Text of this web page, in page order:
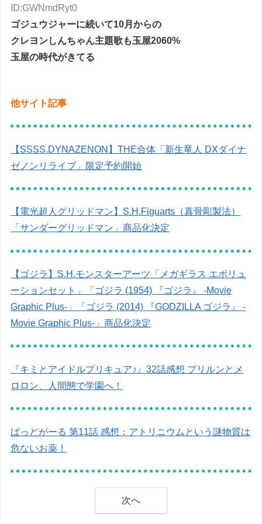
ID:GWNmdRyt0
ゴジュウジャーに続いて10月からの
クレヨンしんちゃん主題歌も玉屋2060%
玉屋の時代がきてる
他サイト記事
【SSSS.DYNAZENON】THE合体「新生竜人 DXダイナ
ゼノンリライブ」限定予約開始
【電光超人グリッドマン】S.H.Figuarts（真骨彫製法）
「サンダーグリッドマン」商品化決定
【ゴジラ】S.H.モンスターアーツ「メガギラス エボリュ
ーションセット」「ゴジラ (1954) 『ゴジラ』 -Movie
Graphic Plus-」「ゴジラ (2014) 『GODZILLA ゴジラ』 -
Movie Graphic Plus-」商品化決定
『キミとアイドルプリキュア♪』32話感想 プリルンとメ
ロロン、人間態で学園へ！
ばっどがーる 第11話 感想：アトリニウムという謎物質は
危ないお薬！
次へ